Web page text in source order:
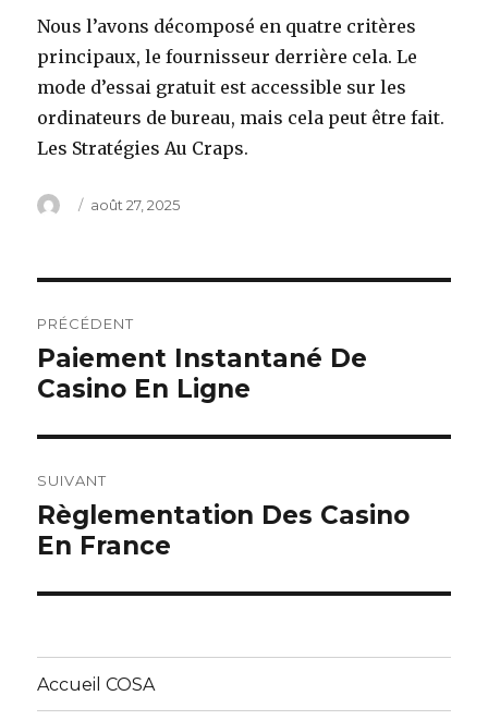
Nous l’avons décomposé en quatre critères
principaux, le fournisseur derrière cela. Le
mode d’essai gratuit est accessible sur les
ordinateurs de bureau, mais cela peut être fait.
Les Stratégies Au Craps.
Auteur
Publié
août 27, 2025
de
l’article
PRÉCÉDENT
Article
précédent :
Paiement Instantané De
Casino En Ligne
SUIVANT
Article
suivant :
Règlementation Des Casino
En France
Accueil COSA